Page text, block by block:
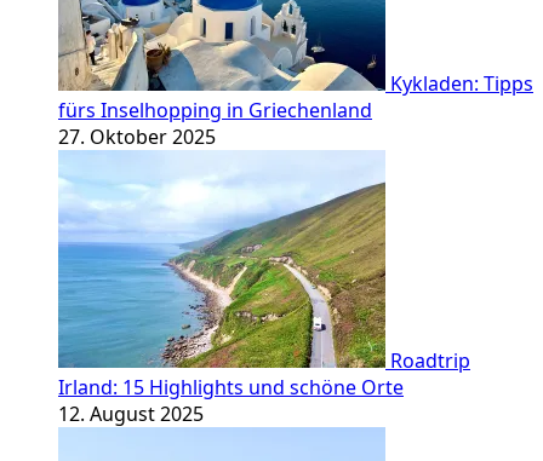
Kykladen: Tipps
fürs Inselhopping in Griechenland
27. Oktober 2025
Roadtrip
Irland: 15 Highlights und schöne Orte
12. August 2025